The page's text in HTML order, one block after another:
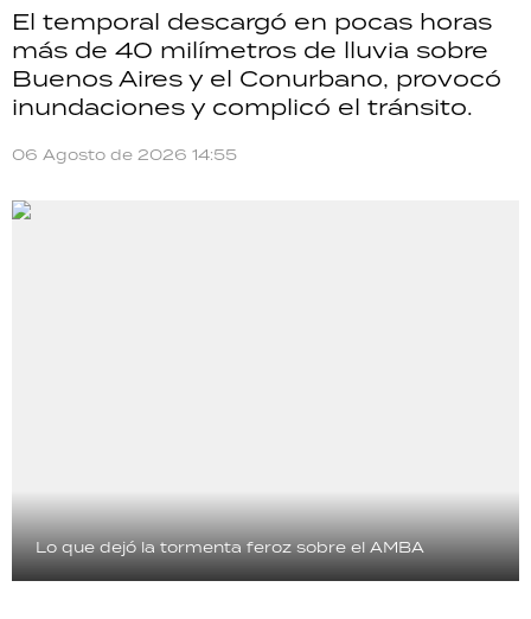
El temporal descargó en pocas horas
más de 40 milímetros de lluvia sobre
Buenos Aires y el Conurbano, provocó
inundaciones y complicó el tránsito.
06 Agosto de 2026 14:55
Lo que dejó la tormenta feroz sobre el AMBA